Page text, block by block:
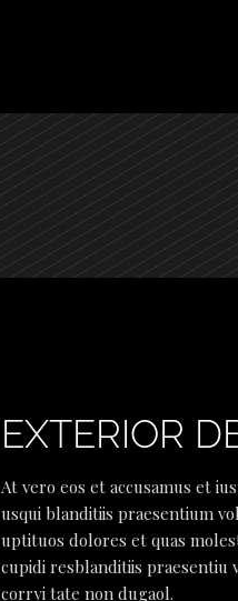
EXTERIOR
At vero eos et accusamus et
usqui blanditiis praesentium
uptituos dolores et quas
cupidi resblanditiis praesentiu
corryi tate non dugaol.